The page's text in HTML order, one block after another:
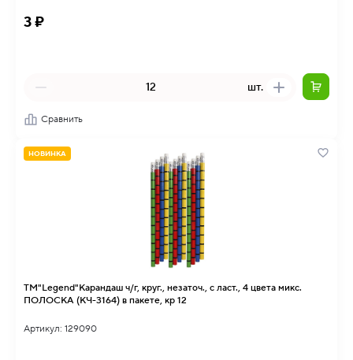
3 ₽
шт.
Сравнить
НОВИНКА
TM"Legend"Карандаш ч/г, круг., незаточ., с ласт., 4 цвета микс.
ПОЛОСКА (КЧ-3164) в пакете, кр 12
Артикул: 129090